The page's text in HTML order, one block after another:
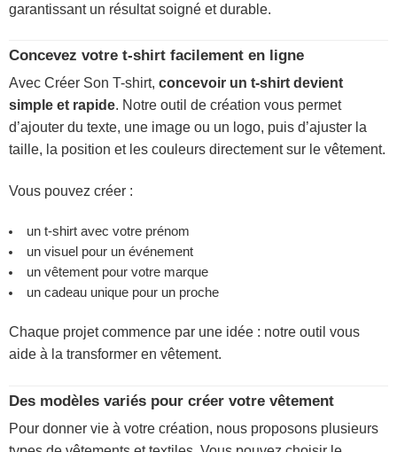
garantissant un résultat soigné et durable.
Concevez votre t-shirt facilement en ligne
Avec Créer Son T-shirt, concevoir un t-shirt devient
simple et rapide. Notre outil de création vous permet
d’ajouter du texte, une image ou un logo, puis d’ajuster la
taille, la position et les couleurs directement sur le vêtement.
Vous pouvez créer :
un t-shirt avec votre prénom
un visuel pour un événement
un vêtement pour votre marque
un cadeau unique pour un proche
Chaque projet commence par une idée : notre outil vous
aide à la transformer en vêtement.
Des modèles variés pour créer votre vêtement
Pour donner vie à votre création, nous proposons plusieurs